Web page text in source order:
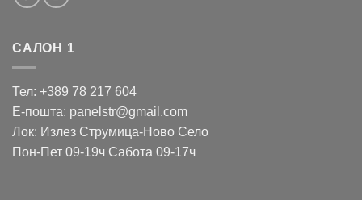
САЛОН 1
Тел: +389 78 217 604
Е-пошта: panelstr@gmail.com
Лок: Излез Струмица-Ново Село
Пон-Пет 09-19ч Сабота 09-17ч